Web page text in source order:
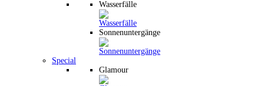
Wasserfälle
Sonnenuntergänge
Special
Glamour